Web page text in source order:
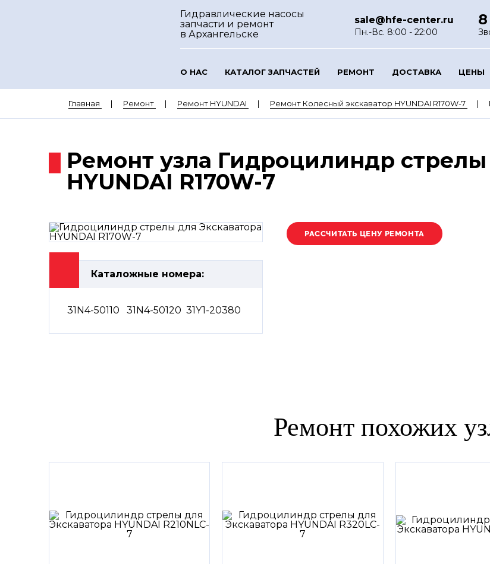
Гидравлические насосы
запчасти и ремонт
в Архангельске
sale@hfe-center.ru
Пн.-Вс. 8:00 - 22:00
О НАС КАТАЛОГ ЗАПЧАСТЕЙ РЕМОНТ ДОСТАВКА ЦЕНЫ
Главная Ремонт Ремонт HYUNDAI Ремонт Колесный экскаватор HYUNDAI R170W-7
Ремонт узла Гидроцилиндр стрелы
HYUNDAI R170W-7
Каталожные номера:
31N4-50110 31N4-50120 31Y1-20380
Ремонт похожих